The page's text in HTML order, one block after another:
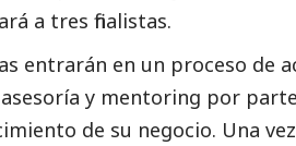
a tres finalistas.
entrarán en un proceso de
y mentoring por
de su negocio. Una